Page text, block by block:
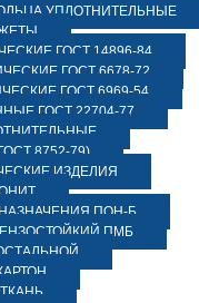
УПЛОТНИТЕЛЬНЫЕ
ГОСТ 14896-84
ГОСТ 6678-72
ГОСТ 6969-54
ГОСТ 22704-77
8752-79)
ИЗДЕЛИЯ
ПОН-Б
ПМБ